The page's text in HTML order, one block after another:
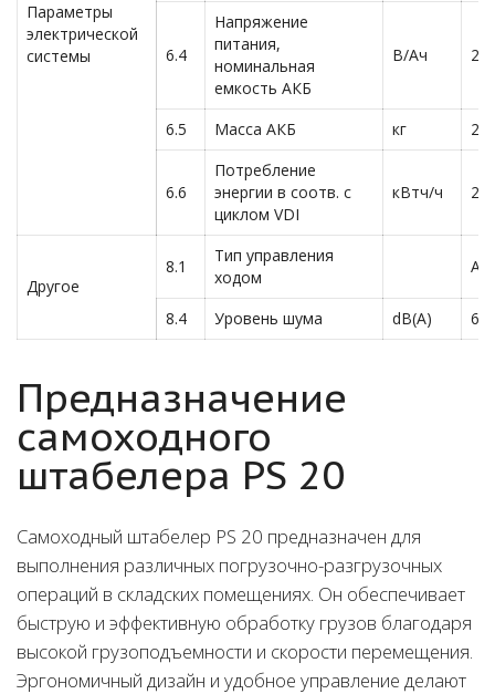
Параметры
электрической
системы
6.4
Напряжение
питания,
номинальная
емкость АКБ
В/Ач
6.5 Масса АКБ кг
6.6
Потребление
энергии в соотв. с
циклом VDI
кВтч/ч
Другое
8.1
Тип управления
ходом
AC
8.4 Уровень шума dB(A) 69
Предназначение
самоходного
штабелера PS 20
Самоходный штабелер PS 20 предназначен для
выполнения различных погрузочно-разгрузочных
операций в складских помещениях. Он обеспечивает
быструю и эффективную обработку грузов благодаря
высокой грузоподъемности и скорости перемещения.
Эргономичный дизайн и удобное управление делают